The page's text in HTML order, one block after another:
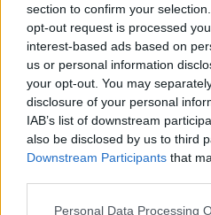
section to confirm your
opt-out request is processed
interest-based ads based on
us or personal information
your opt-out. You may
disclosure of your personal
IAB’s list of downstream
also be disclosed by us to third
Downstream Participants that
Please note that this website/
Personal Data Processing
Hogyne! Sőt fontosabb a
új világ egyre hidegebb
amelyben mindenki csak
erre koncentrálnak: túl
magát az életet is. Egyre
egymásban. Furcsa,
aztán a barátság és a
felértékelődik. Suzanne és